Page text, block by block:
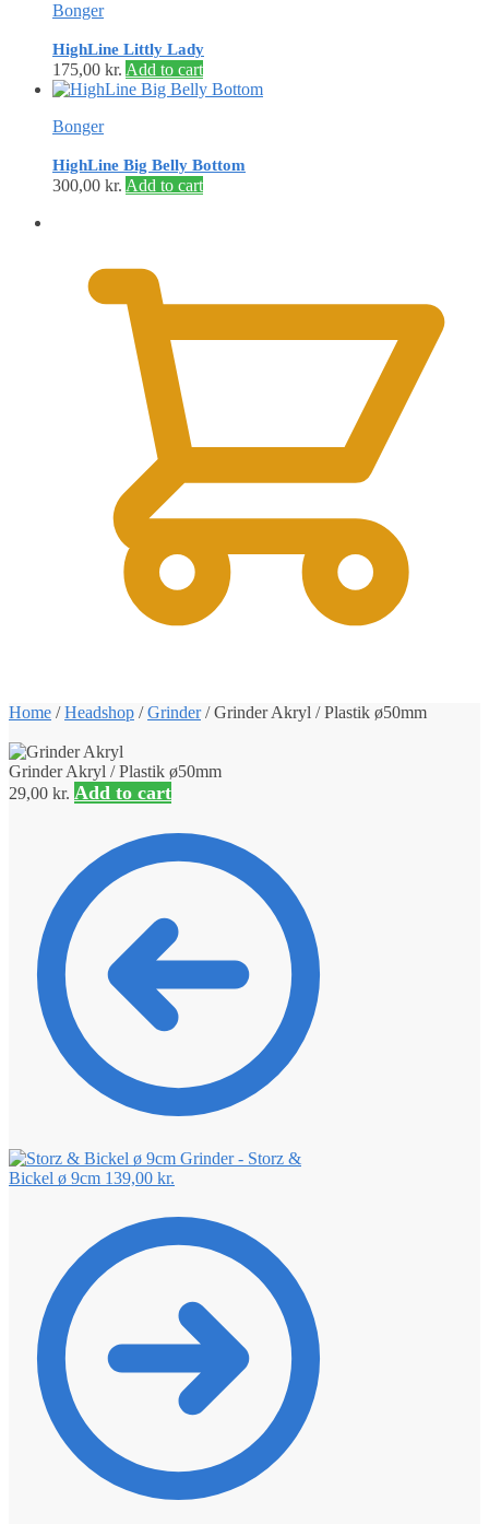
Bonger
HighLine Littly Lady
175,00 kr. Add to cart
Bonger
HighLine Big Belly Bottom
300,00 kr. Add to cart
Home /Headshop /Grinder/Grinder Akryl / Plastik ø50mm
Grinder Akryl / Plastik ø50mm
29,00 kr. Add to cart
Grinder - Storz &
Bickel ø 9cm 139,00 kr.